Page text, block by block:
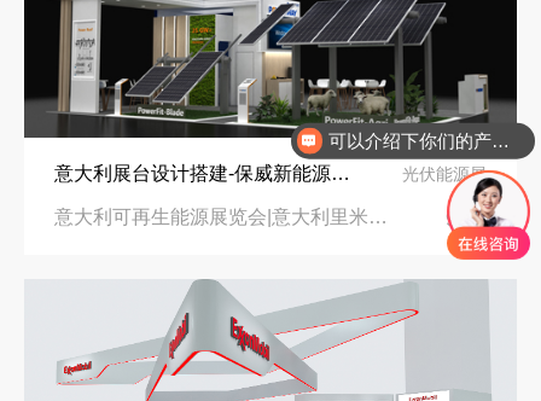
意大利展台设计搭建-保威新能源在意大利里米尼会展中心推出最新产品-中励展览设计策划公司 光伏能源展
意大利可再生能源展览会|意大利里米尼会展中心 96㎡
可以介绍下你们的产品么